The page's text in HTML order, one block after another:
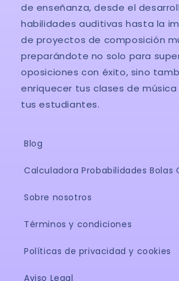
de enseñanza, desde el
habilidades auditivas hasta la
de proyectos de composición
preparándote no solo para
oposiciones con éxito, sino
enriquecer tus clases de
tus estudiantes.
Blog
Calculadora Probabilidades Bolas
Sobre nosotros
Términos y condiciones
Políticas de privacidad y cookies
Aviso Legal